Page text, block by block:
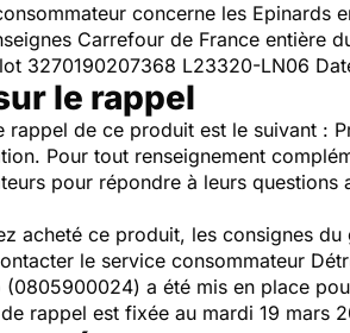
concerne les Epinards
Carrefour de France entière
lot 3270190207368 L23320-LN06
le rappel
rappel de ce produit est le suivant :
Pour tout renseignement
pour répondre à leurs
acheté ce produit, les consignes
le service consommateur
(0805900024) a été mis en place
rappel est fixée au mardi 19 mars